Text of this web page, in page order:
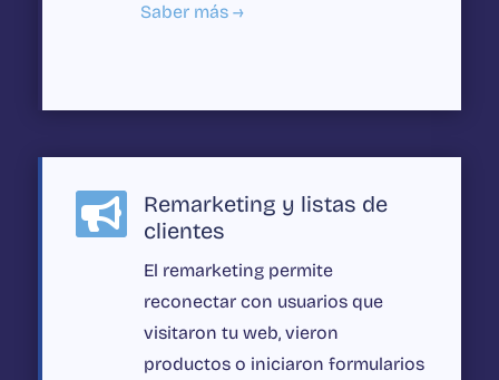
Saber más →

Remarketing y listas de
clientes
El remarketing permite
reconectar con usuarios que
visitaron tu web, vieron
productos o iniciaron formularios